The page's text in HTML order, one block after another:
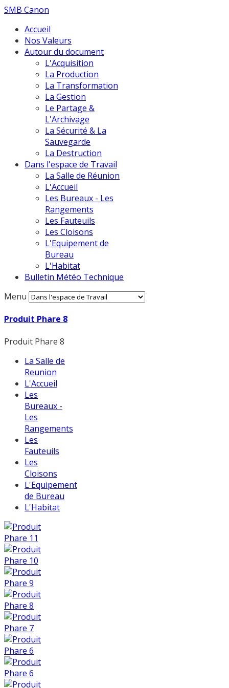
SMB Canon
Accueil
Nos Valeurs
Autour du document
L'Acquisition
La Production
La Transformation
La Gestion
Le Partage &
L'Archivage
La Sécurité & La
Sauvegarde
La Destruction
Dans l'espace de Travail
La Salle de Réunion
L'Accueil
Les Bureaux - Les
Rangements
Les Fauteuils
Les Cloisons
L'Equipement de
Bureau
L'Habitat
Bulletin Météo Technique
Menu
Produit Phare 8
Produit Phare 8
La Salle de
Reunion
L'Accueil
Les
Bureaux -
Les
Rangements
Les
Fauteuils
Les
Cloisons
L'Equipement
de Bureau
L'Habitat